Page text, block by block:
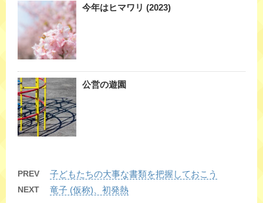
今年はヒマワリ (2023)
公営の遊園
PREV 子どもたちの大事な書類を把握しておこう
NEXT 竜子 (仮称)、初発熱